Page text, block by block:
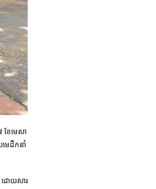
ែមេសា
មេដឹកនាំ
ដោយសារ